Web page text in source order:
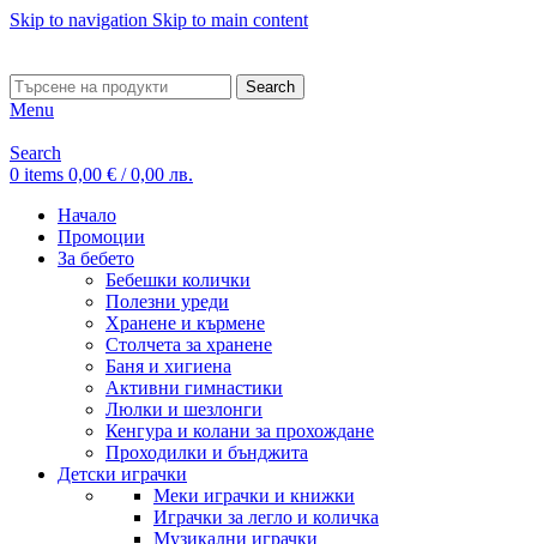
Skip to navigation Skip to main content
Search
Menu
Search
0 items 0,00 € / 0,00 лв.
Начало
Промоции
За бебето
Бебешки колички
Полезни уреди
Хранене и кърмене
Столчета за хранене
Баня и хигиена
Активни гимнастики
Люлки и шезлонги
Кенгура и колани за прохождане
Проходилки и бънджита
Детски играчки
Меки играчки и книжки
Играчки за легло и количка
Музикални играчки